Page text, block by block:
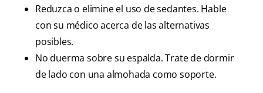
Reduzca o elimine el uso de sedantes. Hable
con su médico acerca de las alternativas
posibles.
No duerma sobre su espalda. Trate de dormir
de lado con una almohada como soporte.